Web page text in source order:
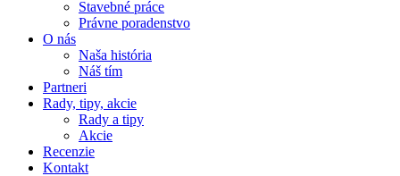
Stavebné práce
Právne poradenstvo
O nás
Naša história
Náš tím
Partneri
Rady, tipy, akcie
Rady a tipy
Akcie
Recenzie
Kontakt